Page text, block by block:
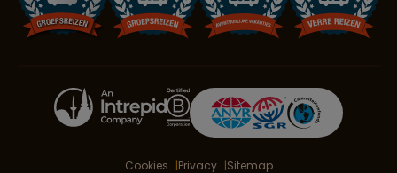
Cookies Privacy Sitemap